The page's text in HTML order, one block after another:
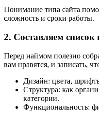
Понимание типа сайта
сложность и сроки работы.
2. Составляем
Перед наймом полезно
вам нравятся, и записать,
Дизайн: цвета,
Структура: как
категории.
Функциональность: